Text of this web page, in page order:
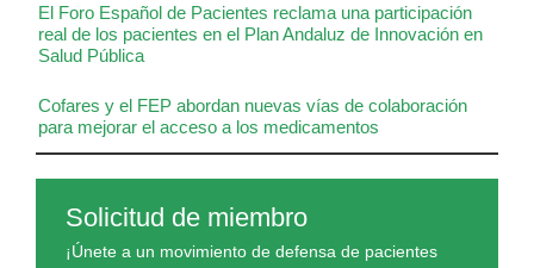
El Foro Español de Pacientes reclama una participación
real de los pacientes en el Plan Andaluz de Innovación en
Salud Pública
Cofares y el FEP abordan nuevas vías de colaboración
para mejorar el acceso a los medicamentos
Solicitud de miembro
¡Únete a un movimiento de defensa de pacientes